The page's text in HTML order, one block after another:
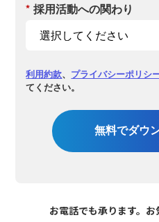
* 採用活動への関わり
利用約款、 プライバシーポリシ
てください。
無料でダウ
お電話でも承ります。お